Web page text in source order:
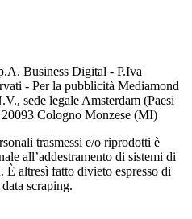
Business Digital - P.Iva
- Per la pubblicità Mediamond
sede legale Amsterdam (Paesi
Cologno Monzese (MI)
trasmessi e/o riprodotti è
all’addestramento di sistemi di
altresì fatto divieto espresso di
scraping.